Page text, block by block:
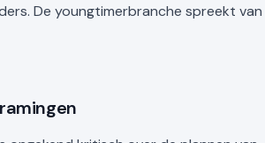
De youngtimerbranche spreekt van